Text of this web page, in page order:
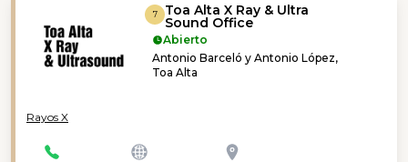
7 Toa Alta X Ray & Ultra
Sound Office
Abierto
Antonio Barceló y Antonio López,
Toa Alta
Rayos X